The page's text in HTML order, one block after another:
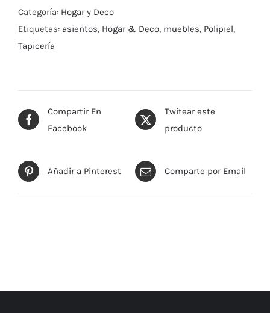
Categoría: Hogar y Deco
Etiquetas: asientos, Hogar & Deco, muebles, Polipiel,
Tapicería
Compartir En
Facebook
Twitear este
producto
Añadir a Pinterest Comparte por Email